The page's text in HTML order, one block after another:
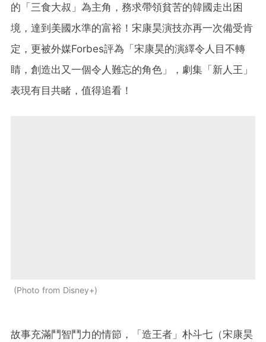
的「三食大叔」為主角，務求帶領貧苦的韓國走出困
境，達到美國水準的富裕！宋康昊演技亦再一次備受肯
定，更被外媒Forbes評為「宋康昊的演繹令人目不轉
睛，創造出又一個令人難忘的角色」，劇集「新人王」
表現有目共睹，值得追看！
Photo from Disney+
故事充滿鬥智鬥力的情節，「造王者」朴斗七（宋康昊